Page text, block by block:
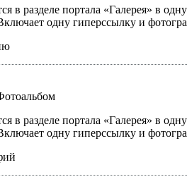
в разделе портала «Галерея» в
одну гиперссылку и
в разделе портала «Галерея» в
одну гиперссылку и